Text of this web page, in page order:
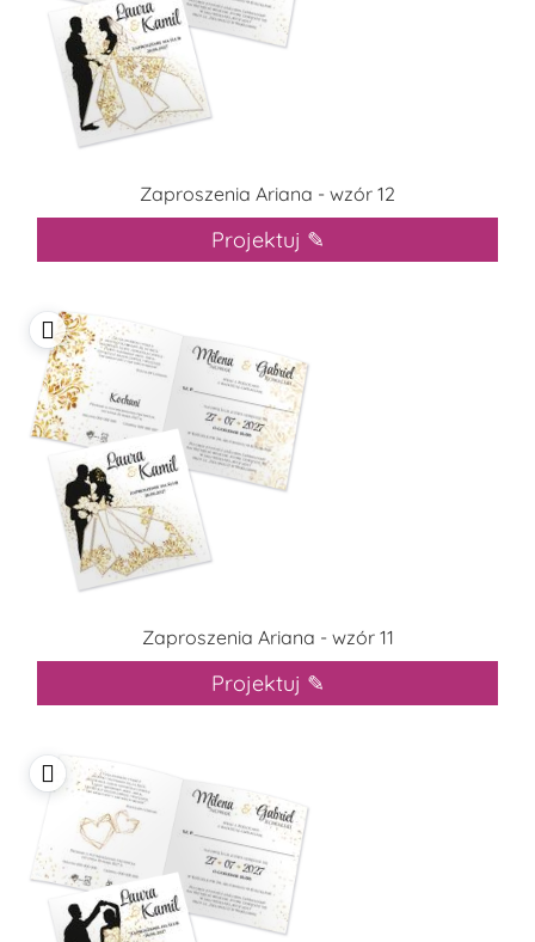
Zaproszenia Ariana - wzór 12
Projektuj ✎
Zaproszenia Ariana - wzór 11
Projektuj ✎